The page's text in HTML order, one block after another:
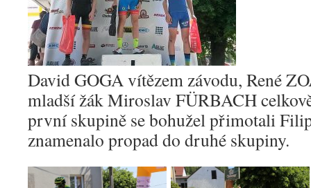
David GOGA vítězem závodu, René
mladší žák Miroslav FÜRBACH
první skupině se bohužel přimotali
znamenalo propad do druhé skupiny.